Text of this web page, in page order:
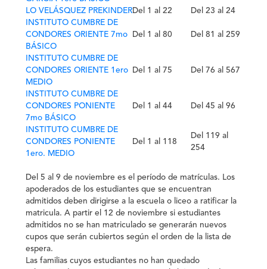
LO VELÁSQUEZ PREKINDERDel 1 al 22
Del 23 al 24
INSTITUTO CUMBRE DE
CONDORES ORIENTE 7mo
BÁSICO
Del 1 al 80 Del 81 al 259
INSTITUTO CUMBRE DE
CONDORES ORIENTE 1ero
MEDIO
Del 1 al 75 Del 76 al 567
INSTITUTO CUMBRE DE
CONDORES PONIENTE
7mo BÁSICO
Del 1 al 44 Del 45 al 96
INSTITUTO CUMBRE DE
CONDORES PONIENTE
1ero. MEDIO
Del 1 al 118
Del 119 al
254
Del 5 al 9 de noviembre es el período de matrículas. Los
apoderados de los estudiantes que se encuentran
admitidos deben dirigirse a la escuela o liceo a ratificar la
matricula. A partir el 12 de noviembre si estudiantes
admitidos no se han matriculado se generarán nuevos
cupos que serán cubiertos según el orden de la lista de
espera.
Las familias cuyos estudiantes no han quedado